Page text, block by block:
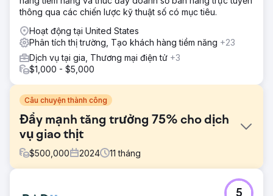
thông qua các chiến lược kỹ thuật số có mục tiêu.
Hoạt động tại United States
Phân tích thị trường, Tạo khách hàng tiềm năng +23
Dịch vụ tại gia, Thương mại điện tử +3
$1,000 - $5,000
Câu chuyện thành công
Đẩy mạnh tăng trưởng 75% cho dịch
vụ giao thịt
$500,000 2024 11 tháng
5